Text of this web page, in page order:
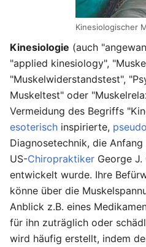
Kinesiologischer
Kinesiologie (auch
"applied kinesiology",
"Muskelwiderstandstest",
Muskeltest" oder
Vermeidung des Begriffs
esoterisch inspirierte,
Diagnosetechnik, die
US-Chiropraktiker George
entwickelt wurde. Ihre
könne über die
Anblick z.B. eines
für ihn zuträglich oder
wird häufig erstellt, indem